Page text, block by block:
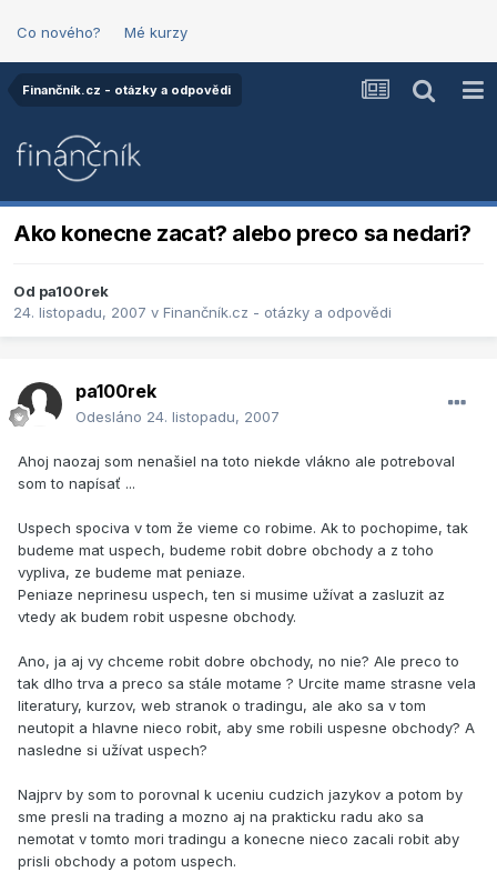
Co nového? Mé kurzy
Finančník.cz - otázky a odpovědi
Ako konecne zacat? alebo preco sa nedari?
Od pa100rek
24. listopadu, 2007 v Finančník.cz - otázky a odpovědi
pa100rek
Odesláno 24. listopadu, 2007
Ahoj naozaj som nenašiel na toto niekde vlákno ale potreboval
som to napísať ...
Uspech spociva v tom že vieme co robime. Ak to pochopime, tak
budeme mat uspech, budeme robit dobre obchody a z toho
vypliva, ze budeme mat peniaze.
Peniaze neprinesu uspech, ten si musime užívat a zasluzit az
vtedy ak budem robit uspesne obchody.
Ano, ja aj vy chceme robit dobre obchody, no nie? Ale preco to
tak dlho trva a preco sa stále motame ? Urcite mame strasne vela
literatury, kurzov, web stranok o tradingu, ale ako sa v tom
neutopit a hlavne nieco robit, aby sme robili uspesne obchody? A
nasledne si užívat uspech?
Najprv by som to porovnal k uceniu cudzich jazykov a potom by
sme presli na trading a mozno aj na prakticku radu ako sa
nemotat v tomto mori tradingu a konecne nieco zacali robit aby
prisli obchody a potom uspech.